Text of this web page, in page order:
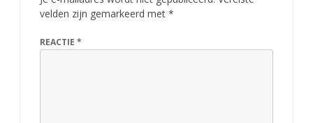
velden zijn gemarkeerd met *
REACTIE *